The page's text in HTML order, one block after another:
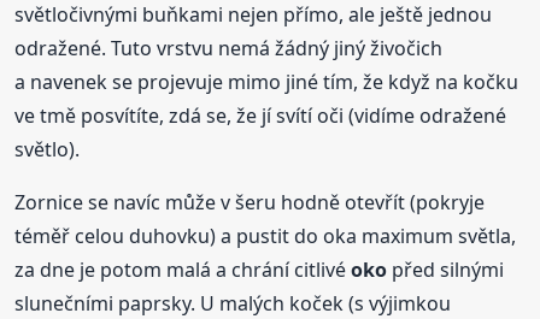
světločivnými buňkami nejen přímo, ale ještě jednou
odražené. Tuto vrstvu nemá žádný jiný živočich
a navenek se projevuje mimo jiné tím, že když na kočku
ve tmě posvítíte, zdá se, že jí svítí oči (vidíme odražené
světlo).
Zornice se navíc může v šeru hodně otevřít (pokryje
téměř celou duhovku) a pustit do oka maximum světla,
za dne je potom malá a chrání citlivéoko před silnými
slunečními paprsky. U malých koček (s výjimkou